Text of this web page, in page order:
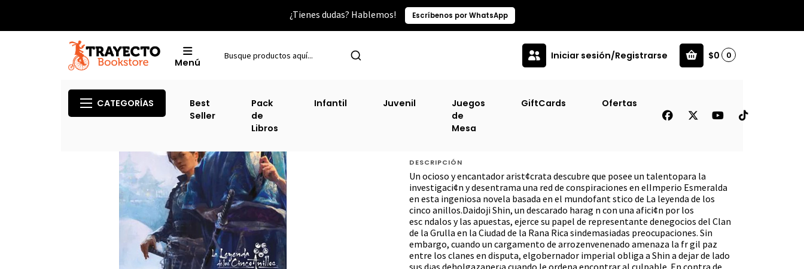
¿Tienes dudas? Hablemos! Escríbenos por WhatsApp
Menú
Iniciar sesión/Registrarse $0 0
CATEGORÍAS
Best
Seller
Pack
de
Libros
Infantil Juvenil
Juegos
de
Mesa
GiftCards Ofertas
Rio Venenoso - El Primer Misterio De Daidoji
DESCRIPCIÓN
Un ocioso y encantador arist¢crata descubre que posee un talentopara la
investigaci¢n y desentrama una red de conspiraciones en elImperio Esmeralda
en esta ingeniosa novela basada en el mundofant stico de La leyenda de los
cinco anillos.Daidoji Shin, un descarado harag n con una afici¢n por los
esc ndalos y las apuestas, ejerce su papel de representante denegocios del Clan
de la Grulla en la Ciudad de la Rana Rica sindemasiadas preocupaciones. Sin
embargo, cuando un cargamento de arrozenvenenado amenaza la fr gil paz
entre los clanes en disputa, elgobernador imperial obliga a Shin a dejar de lado